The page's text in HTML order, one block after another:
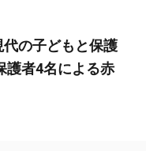
の子どもと保護
護者4名による赤